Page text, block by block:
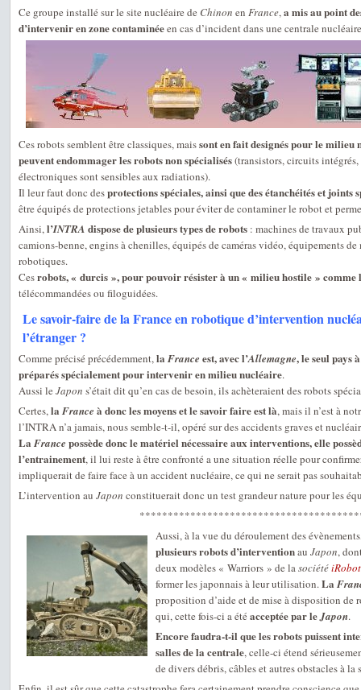
Ce groupe installé sur le site nucléaire de Chinon en France,a mis au point
d’intervenir en zone contaminéeen cas d’incident dans une centrale
Ces robots semblent être classiques, maissont en fait designés pour le
peuvent endommager les robots non spécialisés(transistors, circuits
électroniques sont sensibles aux radiations).
Il leur faut donc desprotections spéciales, ainsi que des étanchéités et joints
être équipés de protections jetables pour éviter de contaminer le robot et
Ainsi,l’INTRA dispose de plusieurs types de robots : machines de travaux
camions-benne, engins à chenilles, équipés de caméras vidéo, équipements
robotiques.
Cesrobots, « durcis », pour pouvoir résister à un « milieu hostile » comme
télécommandées ou filoguidées.
Le savoir-faire de la France en robotique d’intervention
l’étranger ?
Comme précisé précédemment,la France est, avec l’Allemagne, le seul pays
préparés spécialement pour intervenir en milieu nucléaire.
Aussi le Japon s’était dit qu’en cas de besoin, ils achèteraient des robots
Certes,la France à donc les moyens et le savoir faire est là, mais il n’est à
l’INTRA n’a jamais, nous semble-t-il, opéré sur des accidents graves et
La France possède donc le matériel nécessaire aux interventions, elle
l’entrainement, il lui reste à être confronté a une situation réelle pour
impliquerait de faire face à un accident nucléaire, ce qui ne serait pas
L’intervention au Japon constituerait donc un test grandeur nature pour les
Aussi, à la vue du déroulement des
plusieurs robots d’interventionau Japon,
deux modèles « Warriors » de lasociétéiRobot
former les japonnais à leur utilisation.La
proposition d’aide et de mise à disposition
qui, cette fois-ci a été acceptée par leJapon.
Encore faudra-t-il que les robots puissent
salles de la centrale, celle-ci étend
de divers débris, câbles et autres obstacles à la